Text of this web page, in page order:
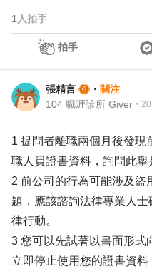
1 人拍手
拍手
張精言 ・ 關注
104 職涯診所 Giver ・
1 提問者離職兩個月後發現
職人員證書資料，詢問此舉
2 前公司的行為可能涉及盜
題，應該諮詢法律專業人
律行動。
3 您可以先試著以書面形式
立即停止使用您的證書資料